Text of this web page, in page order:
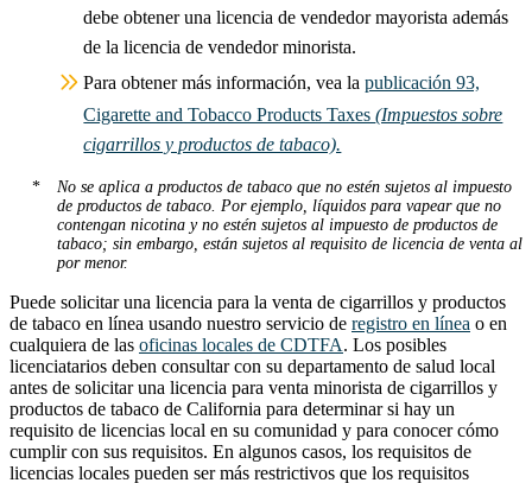
debe obtener una licencia de vendedor mayorista además
de la licencia de vendedor minorista.
Para obtener más información, vea lapublicación 93,
Cigarette and Tobacco Products Taxes(Impuestos sobre
cigarrillos y productos de tabaco).
No se aplica a productos de tabaco que no estén sujetos al impuesto
de productos de tabaco. Por ejemplo, líquidos para vapear que no
contengan nicotina y no estén sujetos al impuesto de productos de
tabaco; sin embargo, están sujetos al requisito de licencia de venta al
por menor.
Puede solicitar una licencia para la venta de cigarrillos y productos
de tabaco en línea usando nuestro servicio de registro en línea o en
cualquiera de las oficinas locales de CDTFA. Los posibles
licenciatarios deben consultar con su departamento de salud local
antes de solicitar una licencia para venta minorista de cigarrillos y
productos de tabaco de California para determinar si hay un
requisito de licencias local en su comunidad y para conocer cómo
cumplir con sus requisitos. En algunos casos, los requisitos de
licencias locales pueden ser más restrictivos que los requisitos